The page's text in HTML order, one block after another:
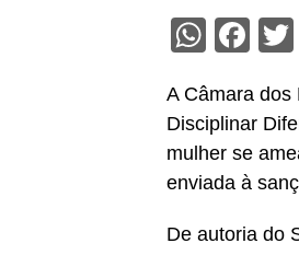
A Câmara dos
Disciplinar
mulher se
enviada à
De autoria do